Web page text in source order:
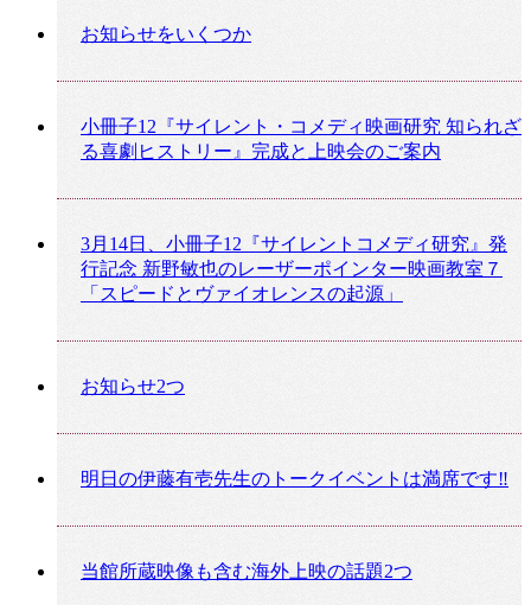
お知らせをいくつか
小冊子12『サイレント・コメディ映画研究 知られざ
る喜劇ヒストリー』完成と上映会のご案内
3月14日、小冊子12『サイレントコメディ研究』発
行記念 新野敏也のレーザーポインター映画教室７
「スピードとヴァイオレンスの起源」
お知らせ2つ
明日の伊藤有壱先生のトークイベントは満席です‼
当館所蔵映像も含む海外上映の話題2つ